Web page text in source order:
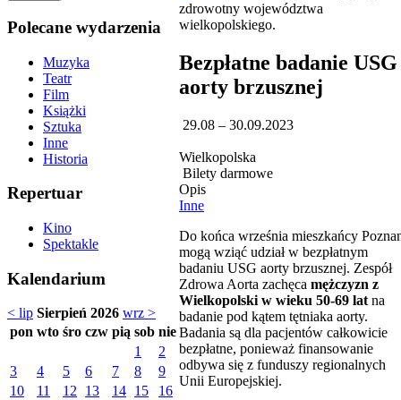
Polecane wydarzenia
Muzyka
Teatr
Film
Książki
Sztuka
Inne
Historia
Repertuar
Kino
Spektakle
Kalendarium
< lip Sierpień 2026 wrz >
pon wto śro czw pią sob nie
1
2
3
4 5 6 7 8
9
10
11 12 13 14 15
16
Bezpłatne badanie USG
aorty brzusznej
29.08 – 30.09.2023
Wielkopolska
Bilety darmowe
Opis
Inne
Do końca września mieszkańcy
mogą wziąć udział w bezpłatnym
badaniu USG aorty brzusznej. Zespół
Zdrowa Aorta zachęca mężczyzn z
Wielkopolski w wieku 50-69 lat na
badanie pod kątem tętniaka aorty.
Badania są dla pacjentów całkowicie
bezpłatne, ponieważ finansowanie
odbywa się z funduszy regionalnych
Unii Europejskiej.